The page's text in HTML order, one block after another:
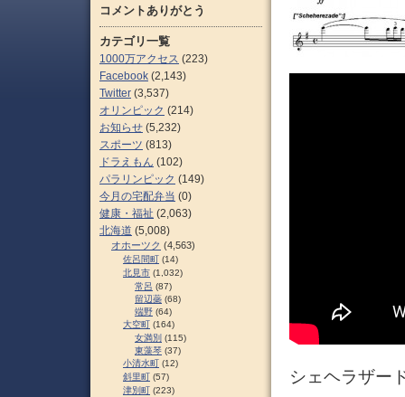
シェヘラザー
コメントありがとう
カテゴリ一覧
1000万アクセス (223)
Facebook (2,143)
Twitter (3,537)
オリンピック (214)
お知らせ (5,232)
スポーツ (813)
ドラえもん (102)
パラリンピック (149)
今月の宅配弁当 (0)
健康・福祉 (2,063)
北海道 (5,008)
オホーツク (4,563)
佐呂間町 (14)
北見市 (1,032)
常呂 (87)
留辺蘂 (68)
端野 (64)
大空町 (164)
女満別 (115)
東藻琴 (37)
小清水町 (12)
斜里町 (57)
津別町 (223)